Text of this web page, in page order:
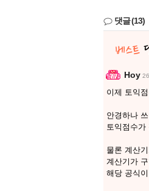
댓글(13)
Hoy
이제 토익
안경하나
토익점수가
물론 계산
계산기가
해당 공식